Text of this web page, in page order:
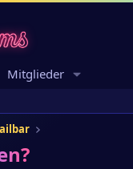
Mitglieder